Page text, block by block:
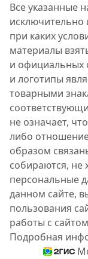
Все указанные
при каких
материалы
и официальных
и логотипы
товарными
не означает,
либо
образом
собираются, не
персональные
данном сайте,
пользования
работы с
Подробная